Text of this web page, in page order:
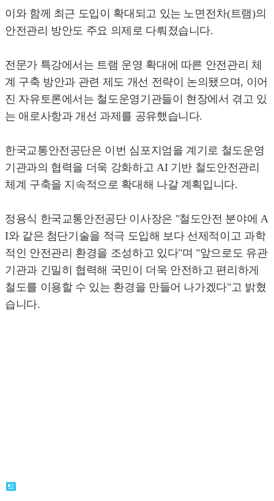
이와 함께 최근 도입이 확대되고 있는 노면전차(트램)의
안전관리 방안도 주요 의제로 다뤄졌습니다.
전문가 특강에서는 트램 운영 확대에 따른 안전관리 체
계 구축 방안과 관련 제도 개선 전략이 논의됐으며, 이어
진 자유토론에서는 철도운영기관들이 현장에서 겪고 있
는 애로사항과 개선 과제를 공유했습니다.
한국교통안전공단은 이번 심포지엄을 계기로 철도운영
기관과의 협력을 더욱 강화하고 AI 기반 철도안전관리
체계 구축을 지속적으로 확대해 나갈 계획입니다.
정용식 한국교통안전공단 이사장은 "철도안전 분야에 A
I와 같은 첨단기술을 적극 도입해 보다 선제적이고 과학
적인 안전관리 환경을 조성하고 있다"며 "앞으로도 유관
기관과 긴밀히 협력해 국민이 더욱 안전하고 편리하게
철도를 이용할 수 있는 환경을 만들어 나가겠다"고 밝혔
습니다.